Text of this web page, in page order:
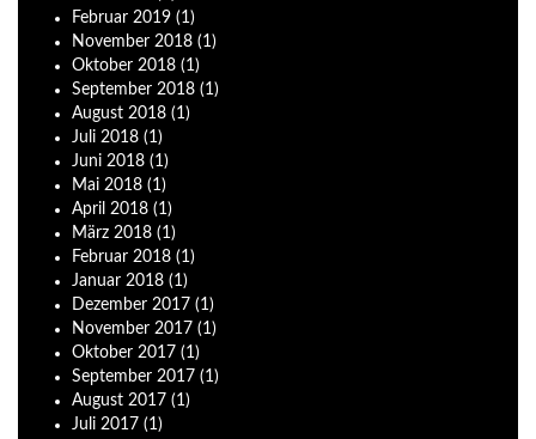
Februar 2019 (1)
November 2018 (1)
Oktober 2018 (1)
September 2018 (1)
August 2018 (1)
Juli 2018 (1)
Juni 2018 (1)
Mai 2018 (1)
April 2018 (1)
März 2018 (1)
Februar 2018 (1)
Januar 2018 (1)
Dezember 2017 (1)
November 2017 (1)
Oktober 2017 (1)
September 2017 (1)
August 2017 (1)
Juli 2017 (1)